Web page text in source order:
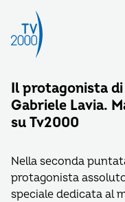
Il protagonista
Gabriele Lavia.
su Tv2000
Nella seconda
protagonista
speciale dedicata al